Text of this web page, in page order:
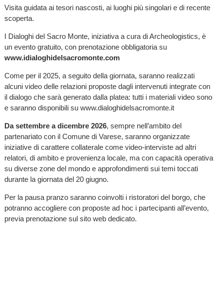
Visita guidata ai tesori nascosti, ai luoghi più singolari e di recente
scoperta.
I Dialoghi del Sacro Monte, iniziativa a cura di Archeologistics, è
un evento gratuito, con prenotazione obbligatoria su
www.idialoghidelsacromonte.com
Come per il 2025, a seguito della giornata, saranno realizzati
alcuni video delle relazioni proposte dagli intervenuti integrate con
il dialogo che sarà generato dalla platea: tutti i materiali video sono
e saranno disponibili su www.dialoghidelsacromonte.it
Da settembre a dicembre 2026, sempre nell’ambito del
partenariato con il Comune di Varese, saranno organizzate
iniziative di carattere collaterale come video-interviste ad altri
relatori, di ambito e provenienza locale, ma con capacità operativa
su diverse zone del mondo e approfondimenti sui temi toccati
durante la giornata del 20 giugno.
Per la pausa pranzo saranno coinvolti i ristoratori del borgo, che
potranno accogliere con proposte ad hoc i partecipanti all’evento,
previa prenotazione sul sito web dedicato.